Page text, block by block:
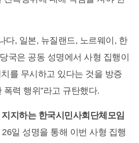
다, 일본, 뉴질랜드, 노르웨이, 한
국은 공동 성명에서 사형 집행이
를 무시하고 있다는 것을 방증
력 행위”라고 규탄했다.
지하는 한국시민사회단체모임
일 성명을 통해 이번 사형 집행